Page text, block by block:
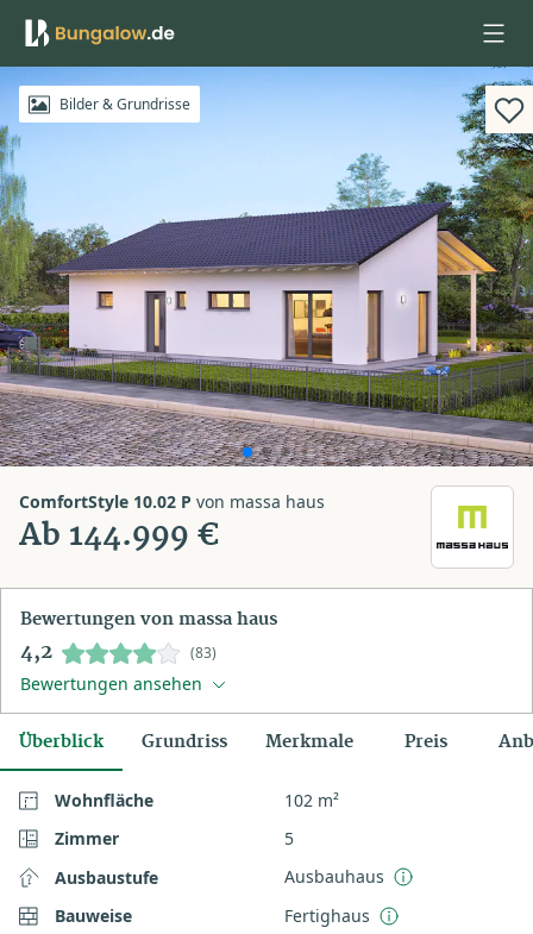
Anmelden
Bilder & Grundrisse
ComfortStyle 10.02 P von massa haus
Ab 144.999 €
Bewertungen von massa haus
4,2 (83)
Bewertungen ansehen
Überblick Grundriss Merkmale Preis
Wohnfläche
102 m²
Zimmer
5
Ausbaustufe
Ausbauhaus
Bauweise
Fertighaus